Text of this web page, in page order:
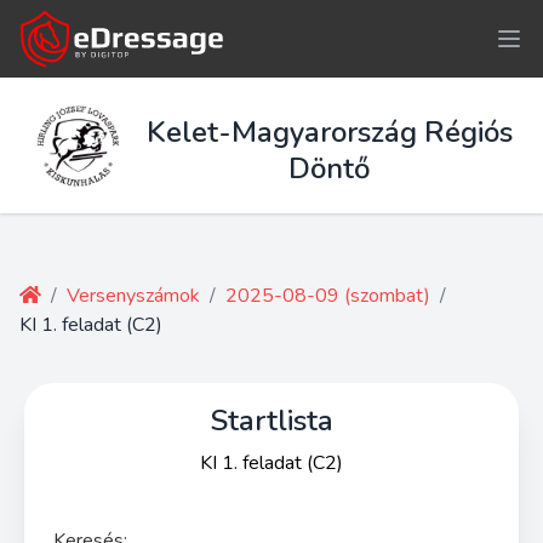
Kelet-Magyarország Régiós
Döntő
/ Versenyszámok / 2025-08-09 (szombat) /
KI 1. feladat (C2)
Startlista
KI 1. feladat (C2)